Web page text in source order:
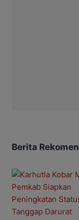
Berita